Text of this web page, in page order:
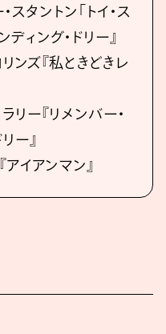
トン「トイ・ス
ディング・ドリー』
私ときどきレ
リー『リメンバー・
ー』
アイアンマン』